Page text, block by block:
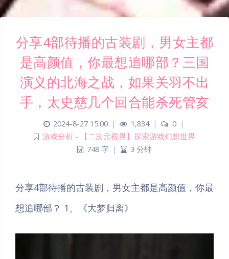
分享4部待播的古装剧，男女主都
是高颜值，你最想追哪部？三国
演义的北海之战，如果关羽不出
手，太史慈几个回合能杀死管亥
2024-8-27 15:00 | 1,834 | 0
|
游戏分析 - 【二次元视界】探索游戏幻想世界
748 字 | 3 分钟
分享4部待播的古装剧，男女主都是高颜值，你最
想追哪部？ 1、《大梦归离》